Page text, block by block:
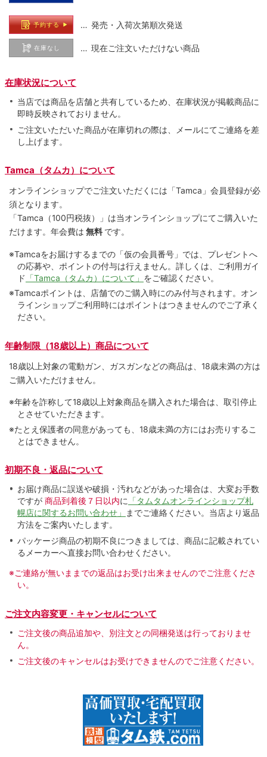
予約する … 発売・入荷次第順次発送
在庫なし … 現在ご注文いただけない商品
在庫状況について
当店では商品を店舗と共有しているため、在庫状況が掲載商品に
即時反映されておりません。
ご注文いただいた商品が在庫切れの際は、メールにてご連絡を差
し上げます。
Tamca（タムカ）について
オンラインショップでご注⽂いただくには「Tamca」会員登録が必
須となります。
「Tamca （100円税抜）
」は当オンラインショップにてご購⼊いた
だけます。 年会費は 無料 です。
※Tamcaをお届けするまでの「仮の会員番号」では、プレゼントへ
の応募や、ポイントの付与は⾏えません。詳しくは、ご利⽤ガイ
ド 「Tamca（タムカ）について」 をご確認ください。
※Tamcaポイントは、店舗でのご購⼊時にのみ付与されます。オン
ラインショップご利用時にはポイントはつきませんのでご了承く
ださい。
年齢制限（18歳以上）商品について
18歳以上対象の電動ガン、ガスガンなどの商品は、18歳未満の方は
ご購入いただけません。
※年齢を詐称して18歳以上対象商品を購入された場合は、取引停止
とさせていただきます。
※たとえ保護者の同意があっても、18歳未満の方にはお売りするこ
とはできません。
初期不良・返品について
お届け商品に誤送や破損・汚れなどがあった場合は、大変お手数
ですが 商品到着後７日以内に 「タムタムオンラインショップ札
幌店に関するお問い合わせ」
までご連絡ください。当店より返品
方法をご案内いたします。
パッケージ商品の初期不良につきましては、商品に記載されてい
るメーカーへ直接お問い合わせください。
※ご連絡が無いままでの返品はお受け出来ませんのでご注意くださ
い。
ご注文内容変更・キャンセルについて
ご注文後の商品追加や、別注文との同梱発送は行っておりませ
ん。
ご注文後のキャンセルはお受けできませんのでご注意ください。